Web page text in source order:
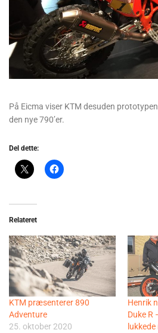
På Eicma viser KTM desuden
den nye 790’er.
Del dette:
Relateret
KTM præsenterer 890
Adventure
25. oktober 2020
Henrik
Duke R
lukkede